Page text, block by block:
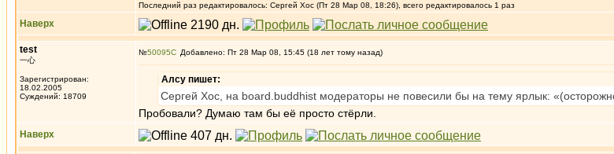
Последний раз редактировалось: Сергей Хос (Пт 28 Мар 08, 18:26), всего редактировалось 1 раз
Наверх
test
一心
Зарегистрирован:
18.02.2005
Суждений: 18709
№50095 Добавлено: Пт 28 Мар 08, 15:45 (18 лет тому назад)
Алсу пишет:
Сергей Хос, на board.buddhist модераторы не повесили бы на тему ярлык:
Пробовали? Думаю там бы её просто стёрли.
Наверх